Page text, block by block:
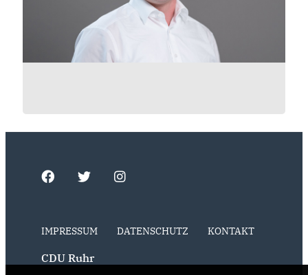
IMPRESSUM DATENSCHUTZ KONTAKT
CDU Ruhr